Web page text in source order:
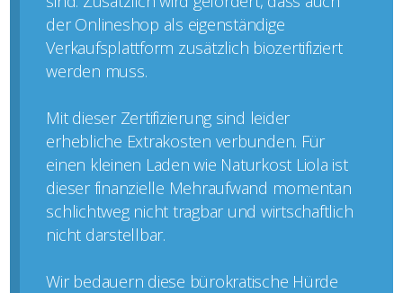
der Onlineshop als eigenständige
Verkaufsplattform zusätzlich biozertifiziert
werden muss.
Mit dieser Zertifizierung sind leider
erhebliche Extrakosten verbunden. Für
einen kleinen Laden wie Naturkost Liola ist
dieser finanzielle Mehraufwand momentan
schlichtweg nicht tragbar und wirtschaftlich
nicht darstellbar.
Wir bedauern diese bürokratische Hürde